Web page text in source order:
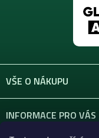
VŠE O NÁKUPU
INFORMACE PRO VÁS